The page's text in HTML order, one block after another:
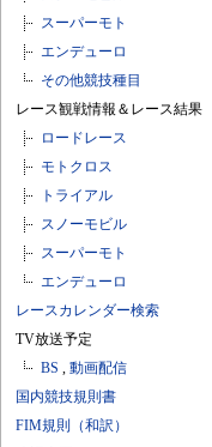
スーパーモト
エンデューロ
その他競技種目
レース観戦情報＆レース結果
ロードレース
モトクロス
トライアル
スノーモビル
スーパーモト
エンデューロ
レースカレンダー検索
TV放送予定
BS , 動画配信
国内競技規則書
FIM規則（和訳）